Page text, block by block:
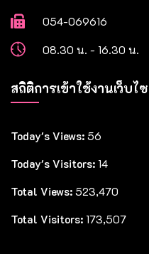
054-069616
08.30 น. - 16.30 น.
สถิติการเข้าใช้งานเว็บไ
Today's Views: 56
Today's Visitors: 14
Total Views: 523,470
Total Visitors: 173,507